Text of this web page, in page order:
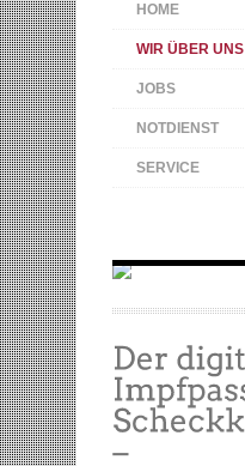
HOME
WIR ÜBER UNS
JOBS
NOTDIENST
SERVICE